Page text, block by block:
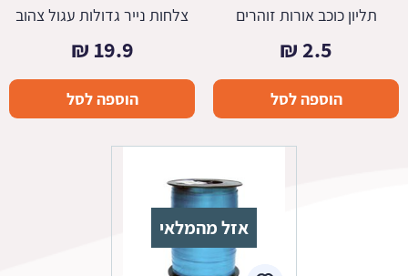
תליון כוכב אורות זוהרים
2.5
₪
הוספה לסל
צלחות נייר גדולות עגול צהוב
19.9
₪
הוספה לסל
אזל מהמלאי